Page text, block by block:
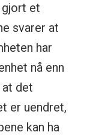
et
svarer at
har
nå enn
det
er uendret,
kan ha